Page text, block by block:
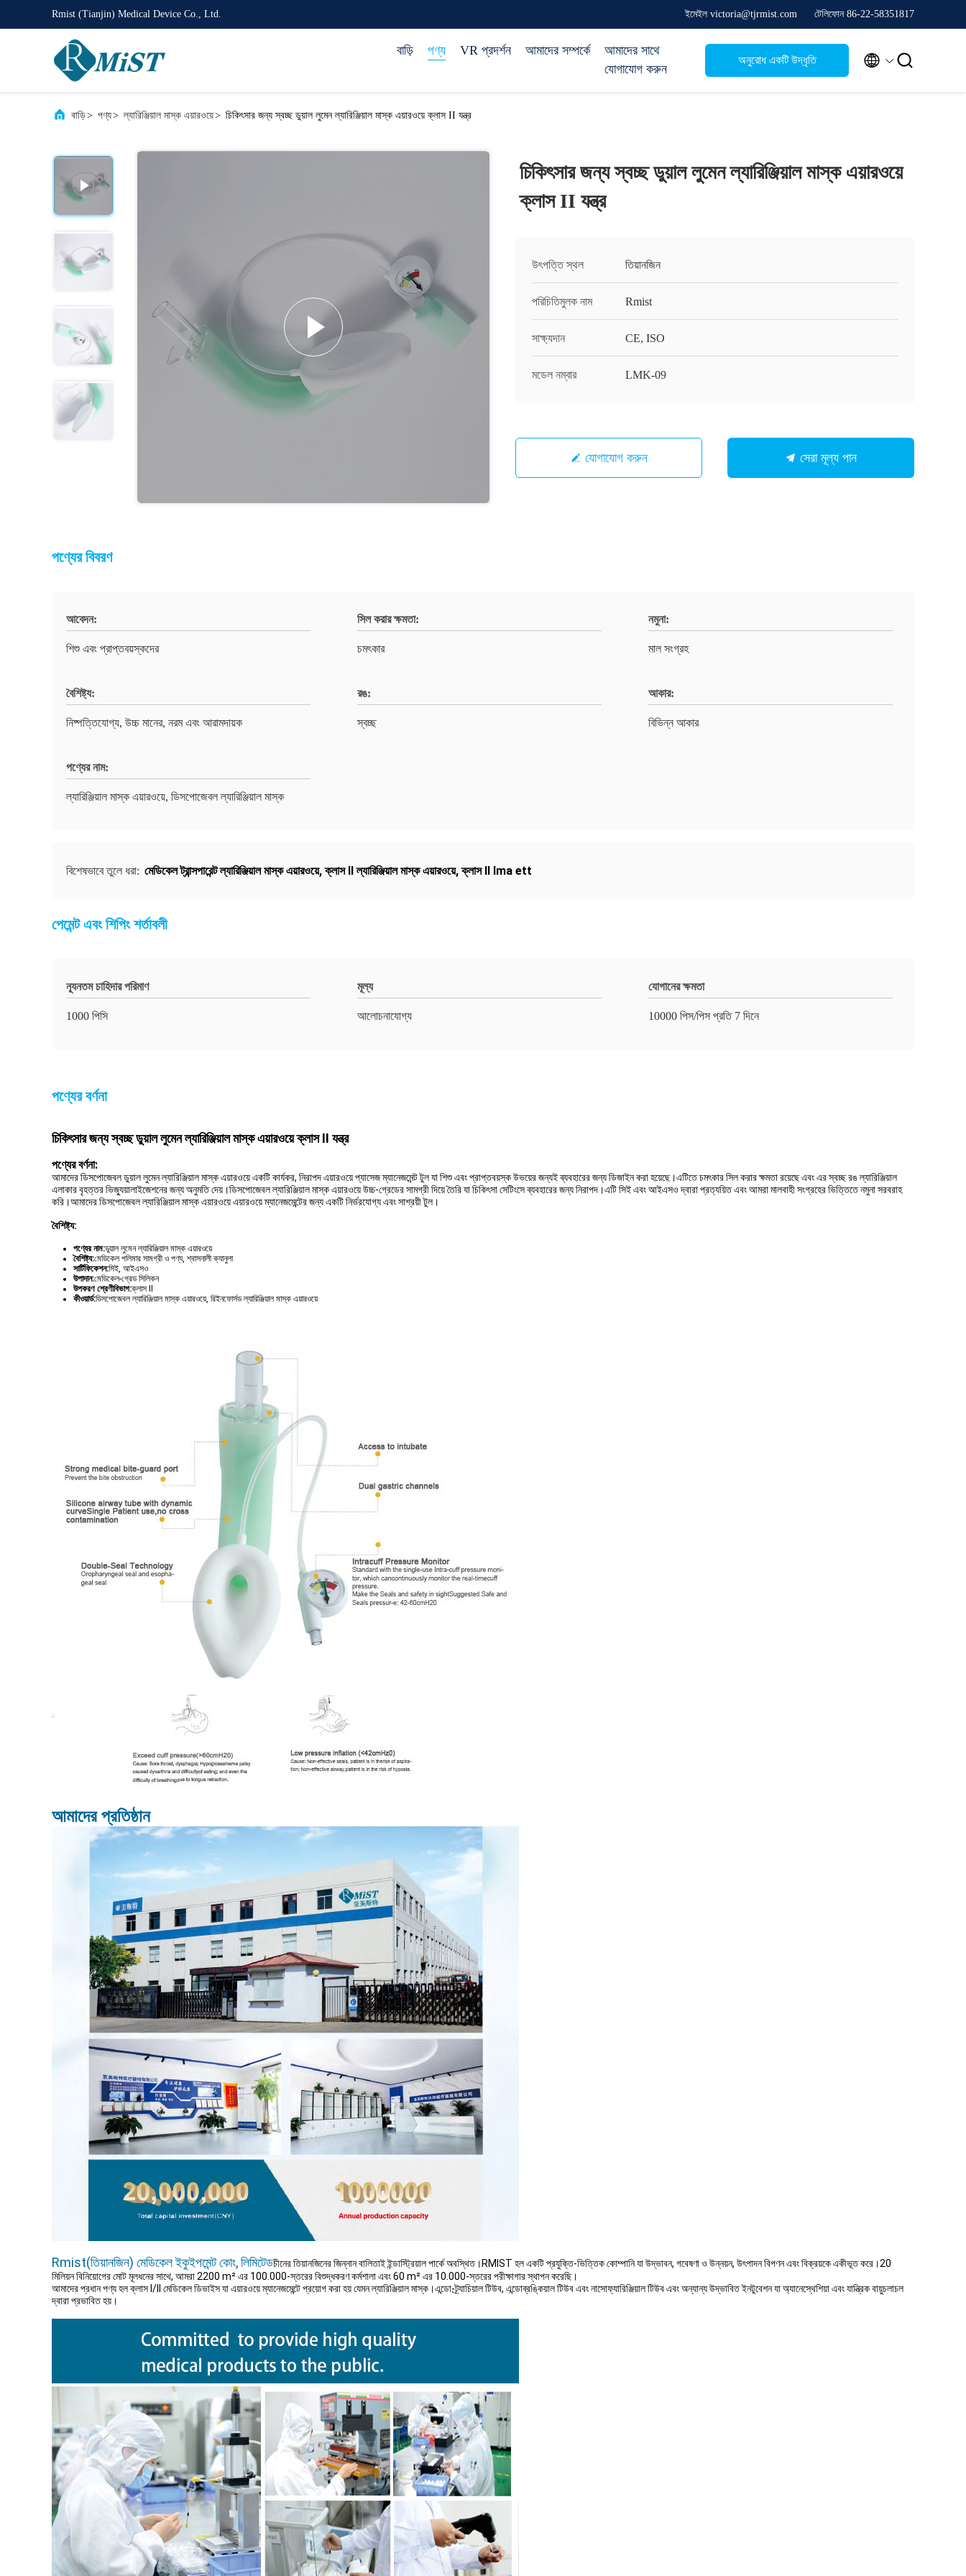
Rmist (Tianjin) Medical Device Co., Ltd. ইমেইল victoria@tjrmist.com টেলিফোন 86-22-58351817
বাড়ি পণ্য VR প্রদর্শন আমাদের সম্পর্কে
আমাদের সাথে
যোগাযোগ করুন
অনুরোধ একটি উদ্ধৃতি  
বাড়ি> পণ্য> ল্যারিঞ্জিয়াল মাস্ক এয়ারওয়ে> চিকিৎসার জন্য স্বচ্ছ ডুয়াল লুমেন ল্যারিঞ্জিয়াল মাস্ক এয়ারওয়ে ক্লাস II যন্ত্র
চিকিৎসার জন্য স্বচ্ছ ডুয়াল লুমেন ল্যারিঞ্জিয়াল মাস্ক এয়ারওয়ে
ক্লাস II যন্ত্র
উৎপত্তি স্থল তিয়ানজিন
পরিচিতিমুলক নাম Rmist
সাক্ষ্যদান CE, ISO
মডেল নম্বার LMK-09
যোগাযোগ করুন সেরা মূল্য পান
পণ্যের বিবরণ
আবেদন:
শিশু এবং প্রাপ্তবয়স্কদের
সিল করার ক্ষমতা:
চমৎকার
নমুনা:
মাল সংগ্রহ
বৈশিষ্ট্য:
নিষ্পত্তিযোগ্য, উচ্চ মানের, নরম এবং আরামদায়ক
রঙ:
স্বচ্ছ
আকার:
বিভিন্ন আকার
পণ্যের নাম:
ল্যারিঞ্জিয়াল মাস্ক এয়ারওয়ে, ডিসপোজেবল ল্যারিঞ্জিয়াল মাস্ক
বিশেষভাবে তুলে ধরা: মেডিকেল ট্রান্সপারেন্ট ল্যারিঞ্জিয়াল মাস্ক এয়ারওয়ে,ক্লাস II ল্যারিঞ্জিয়াল মাস্ক এয়ারওয়ে,ক্লাস II lma ett
পেমেন্ট এবং শিপিং শর্তাবলী
ন্যূনতম চাহিদার পরিমাণ
1000 পিসি
মূল্য
আলোচনাযোগ্য
যোগানের ক্ষমতা
10000 পিস/পিস প্রতি 7 দিনে
পণ্যের বর্ণনা
চিকিৎসার জন্য স্বচ্ছ ডুয়াল লুমেন ল্যারিঞ্জিয়াল মাস্ক এয়ারওয়ে ক্লাস II যন্ত্র
পণ্যের বর্ণনা:
আমাদের ডিসপোজেবল ডুয়াল লুমেন ল্যারিঞ্জিয়াল মাস্ক এয়ারওয়ে একটি কার্যকর, নিরাপদ এয়ারওয়ে প্যাসেজ ম্যানেজমেন্ট টুল যা শিশু এবং প্রাপ্তবয়স্ক উভয়ের জন্যই ব্যবহারের জন্য ডিজাইন করা হয়েছে।এটিতে চমৎকার সিল করার ক্ষমতা রয়েছে এবং এর স্বচ্ছ রঙ ল্যারিঞ্জিয়াল
এলাকার বৃহত্তর ভিজ্যুয়ালাইজেশনের জন্য অনুমতি দেয়।ডিসপোজেবল ল্যারিঞ্জিয়াল মাস্ক এয়ারওয়ে উচ্চ-গ্রেডের সামগ্রী দিয়ে তৈরি যা চিকিৎসা সেটিংসে ব্যবহারের জন্য নিরাপদ।এটি সিই এবং আইএসও দ্বারা প্রত্যয়িত এবং আমরা মালবাহী সংগ্রহের ভিত্তিতে নমুনা সরবরাহ
করি।আমাদের ডিসপোজেবল ল্যারিঞ্জিয়াল মাস্ক এয়ারওয়ে এয়ারওয়ে ম্যানেজমেন্টের জন্য একটি নির্ভরযোগ্য এবং সাশ্রয়ী টুল।
বৈশিষ্ট্য:
পণ্যের নাম:ডুয়াল লুমেন ল্যারিঞ্জিয়াল মাস্ক এয়ারওয়ে
বৈশিষ্ট্য:মেডিকেল পলিমার সামগ্রী ও পণ্য, শ্বাসনালী ক্যানুলা
সার্টিফিকেশন:সিই, আইএসও
উপাদান:মেডিকেল-গ্রেড সিলিকন
উপকরণ শ্রেণীবিভাগ:ক্লাস II
কীওয়ার্ড:ডিসপোজেবল ল্যারিঞ্জিয়াল মাস্ক এয়ারওয়ে, রিইনফোর্সড ল্যারিঞ্জিয়াল মাস্ক এয়ারওয়ে
আমাদের প্রতিষ্ঠান
Rmist(তিয়ানজিন) মেডিকেল ইকুইপমেন্ট কোং, লিমিটেডচীনের তিয়ানজিনের জিন্নান বালিতাই ইন্ডাস্ট্রিয়াল পার্কে অবস্থিত।RMIST হল একটি প্রযুক্তি-ভিত্তিক কোম্পানি যা উদ্ভাবন, গবেষণা ও উন্নয়ন, উৎপাদন বিপণন এবং বিক্রয়কে একীভূত করে।20
মিলিয়ন বিনিয়োগের মোট মূলধনের সাথে, আমরা 2200 m² এর 100.000-স্তরের বিশুদ্ধকরণ কর্মশালা এবং 60 m² এর 10.000-স্তরের পরীক্ষাগার স্থাপন করেছি।
আমাদের প্রধান পণ্য হল ক্লাস I/ll মেডিকেল ডিভাইস যা এয়ারওয়ে ম্যানেজমেন্টে প্রয়োগ করা হয় যেমন ল্যারিঞ্জিয়াল মাস্ক।এন্ডো-ট্র্যাচিয়াল টিউব, এন্ডোব্রঙ্কিয়াল টিউব এবং নাসোফ্যারিঞ্জিয়াল টিউব এবং অন্যান্য উদ্ভাবিত ইনটুবেশন যা অ্যানেস্থেশিয়া এবং যান্ত্রিক বায়ুচলাচল
দ্বারা প্রভাবিত হয়।